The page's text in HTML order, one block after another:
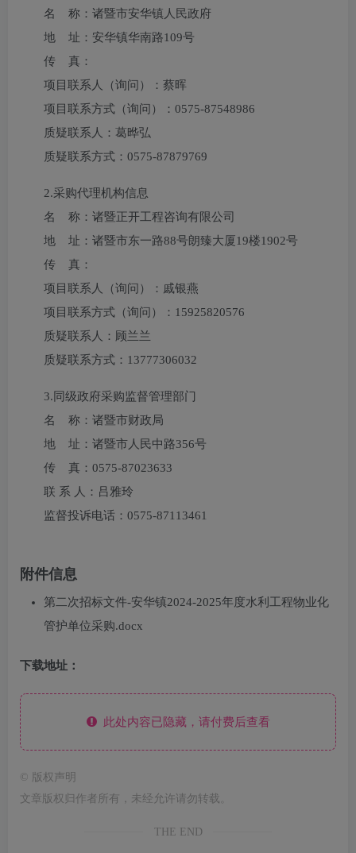
名 称： 诸暨市安华镇人民政府
地 址： 安华镇华南路109号
传 真：
项目联系人（询问）： 蔡晖
项目联系方式（询问）： 0575-87548986
质疑联系人： 葛晔弘
质疑联系方式： 0575-87879769
2.采购代理机构信息
名 称： 诸暨正开工程咨询有限公司
地 址： 诸暨市东一路88号朗臻大厦19楼1902号
传 真：
项目联系人（询问）： 戚银燕
项目联系方式（询问）： 15925820576
质疑联系人： 顾兰兰
质疑联系方式： 13777306032
3. 同级政府采购监督管理部门
名 称：诸暨市财政局
地 址：诸暨市人民中路356号
传 真：0575-87023633
联 系 人：吕雅玲
监督投诉电话：0575-87113461
附件信息
第二次招标文件-安华镇2024-2025年度水利工程物业化
管护单位采购.docx
下载地址：
此处内容已隐藏，请付费后查看
©
版权声明
文章版权归作者所有，未经允许请勿转载。
THE END